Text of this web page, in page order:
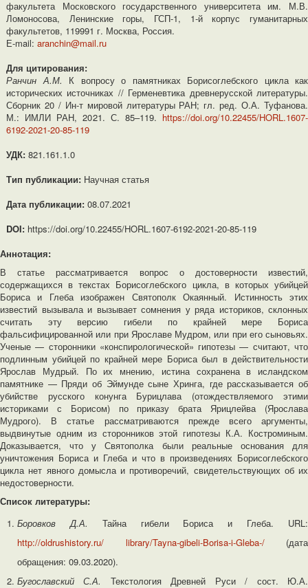
факультета Московского государственного университета им. М.В.
Ломоносова, Ленинские горы, ГСП-1, 1-й корпус гуманитарных
факультетов, 119991 г. Москва, Россия.
Е-mail: aranchin@mail.ru
Для цитирования:
Ранчин А.М. К вопросу о памятниках Борисоглебского цикла как
исторических источниках // Герменевтика древнерусской литературы.
Сборник 20 / Ин-т мировой литературы РАН; гл. ред. О.А. Туфанова.
М.: ИМЛИ РАН, 2021. С. 85–119. https://doi.org/10.22455/HORL.1607-
6192-2021-20-85-119
УДК: 821.161.1.0
Тип публикации: Научная статья
Дата публикации: 08.07.2021
DOI: https://doi.org/10.22455/HORL.1607-6192-2021-20-85-119
Аннотация:
В статье рассматривается вопрос о достоверности известий,
содержащихся в текстах Борисоглебского цикла, в которых убийцей
Бориса и Глеба изображен Святополк Окаянный. Истинность этих
известий вызывала и вызывает сомнения у ряда историков, склонных
считать эту версию гибели по крайней мере Бориса
фальсифицированной или при Ярославе Мудром, или при его сыновьях.
Ученые — сторонники «конспирологической» гипотезы — считают, что
подлинным убийцей по крайней мере Бориса был в действительности
Ярослав Мудрый. По их мнению, истина сохранена в исландском
памятнике — Пряди об Эймунде сыне Хринга, где рассказывается об
убийстве русского конунга Бурицлава (отождествляемого этими
историками с Борисом) по приказу брата Ярицлейва (Ярослава
Мудрого). В статье рассматриваются прежде всего аргументы,
выдвинутые одним из сторонников этой гипотезы К.А. Костроминым.
Доказывается, что у Святополка были реальные основания для
уничтожения Бориса и Глеба и что в произведениях Борисоглебского
цикла нет явного домысла и противоречий, свидетельствующих об их
недостоверности.
Список литературы:
Боровков Д.А. Тайна гибели Бориса и Глеба. URL:
http://oldrushistory.ru/
library/Tayna-gibeli-Borisa-i-Gleba-/ (дата
обращения: 09.03.2020).
Бугославский С.А. Текстология Древней Руси / сост. Ю.А.